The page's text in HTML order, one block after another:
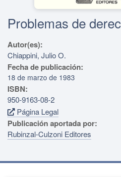
Problemas de
Autor(es):
Chiappini, Julio O.
Fecha de publicación:
18 de marzo de 1983
ISBN:
950-9163-08-2
Página Legal
Publicación aportada por:
Rubinzal-Culzoni Editores